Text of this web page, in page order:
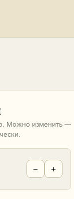
Можно изменить —
− +